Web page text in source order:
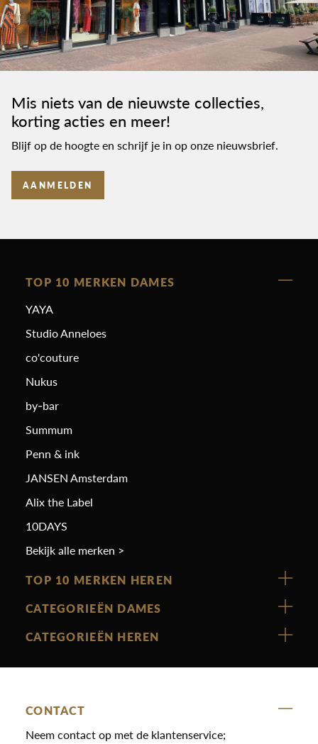
Mis niets van de nieuwste collecties,
korting acties en meer!
Blijf op de hoogte en schrijf je in op onze nieuwsbrief.
AANMELDEN
TOP 10 MERKEN DAMES
YAYA
Studio Anneloes
co'couture
Nukus
by-bar
Summum
Penn & ink
JANSEN Amsterdam
Alix the Label
10DAYS
Bekijk alle merken >
TOP 10 MERKEN HEREN
Vanguard
Cast Iron
State Of Art
CATEGORIEËN DAMES
Nieuw binnen
Blouses
Broeken
CATEGORIEËN HEREN
Broeken
Colberts
CONTACT
Neem contact op met de klantenservice;